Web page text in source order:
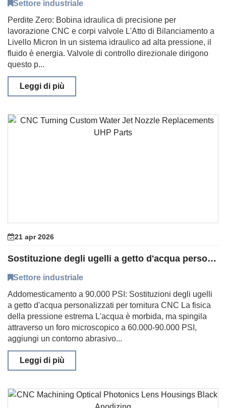
Settore industriale
Perdite Zero: Bobina idraulica di precisione per
lavorazione CNC e corpi valvole L'Atto di Bilanciamento a
Livello Micron In un sistema idraulico ad alta pressione, il
fluido è energia. Valvole di controllo direzionale dirigono
questo p...
Leggi di più
21 apr 2026
Sostituzione degli ugelli a getto d'acqua personalizzati per tornitura CNC
Settore industriale
Addomesticamento a 90.000 PSI: Sostituzioni degli ugelli
a getto d'acqua personalizzati per tornitura CNC La fisica
della pressione estrema L'acqua è morbida, ma spingila
attraverso un foro microscopico a 60.000-90.000 PSI,
aggiungi un contorno abrasivo...
Leggi di più